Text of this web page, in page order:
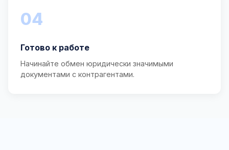
04
Готово к работе
Начинайте обмен юридически значимыми
документами с контрагентами.